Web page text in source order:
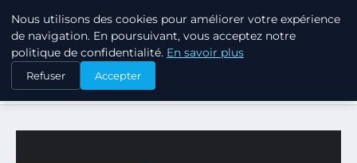
TUEZ-LES TOUS
ACCUEIL
GESTION FINANCIÈRE
LES STRATÉGIES DE RÉDUCTION DES COÛTS DANS LES PME
Nous utilisons des cookies pour améliorer votre expérience
de navigation. En poursuivant, vous acceptez notre
politique de confidentialité. En savoir plus
Refuser Accepter